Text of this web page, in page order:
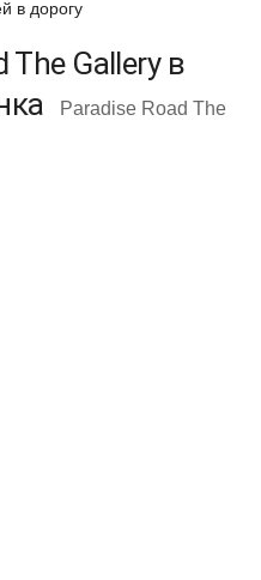
в дорогу
The Gallery в
Paradise Road The